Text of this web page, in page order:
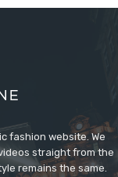
fashion website. We
straight from the
remains the same.